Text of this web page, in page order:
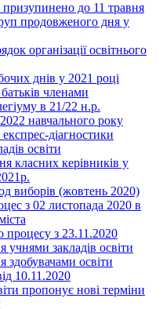
призупинено до 11 травня
продовженого дня у
організації освітнього
днів у 2021 році
членами
в 21/22 н.р.
навчального року
діагностики
освіти
класних керівників у
виборів (жовтень 2020)
з 02 листопада 2020 в
процесу з 23.11.2020
учнями закладів освіти
здобувачами освіти
10.11.2020
пропонує нові терміни